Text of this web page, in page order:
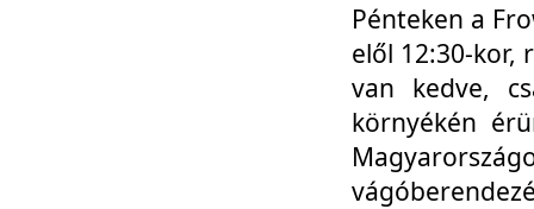
Pénteken a
elől 12:30-kor,
van kedve,
környékén